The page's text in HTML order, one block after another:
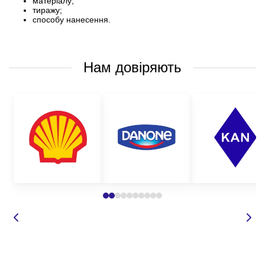
тиражу;
способу нанесення.
Нам довіряють